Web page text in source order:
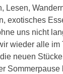
Lesen,
exotisches
uns nicht
wieder alle im
neuen
Sommerpause